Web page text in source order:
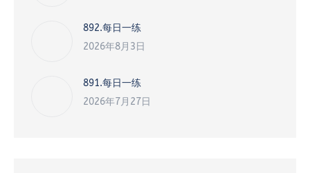
892.每日一练
2026年8月3日
891.每日一练
2026年7月27日